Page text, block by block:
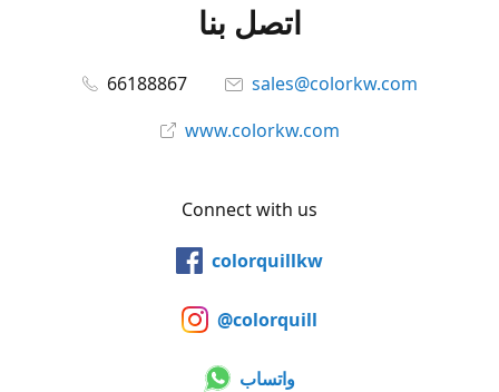
اتصل بنا
66188867
sales@colorkw.com
www.colorkw.com
Connect with us
colorquillkw
@colorquill
واتساب